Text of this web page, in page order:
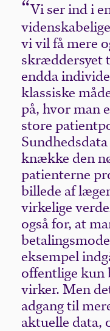
Vi ser ind i
vi vil få mere
skræddersyet
endda
klassiske
på, hvor man
store
knække den
patienterne
billede af
virkelige
også for, at
eksempel
offentlige kun
virker. Men
adgang til
aktuelle data,